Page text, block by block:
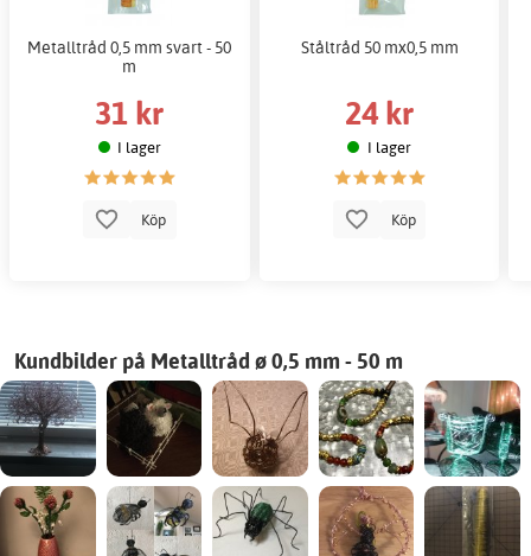
Metalltråd 0,5 mm svart - 50
m
31 kr
I lager
Köp
Ståltråd 50 mx0,5 mm
24 kr
I lager
Köp
Kundbilder på Metalltråd ø 0,5 mm - 50 m